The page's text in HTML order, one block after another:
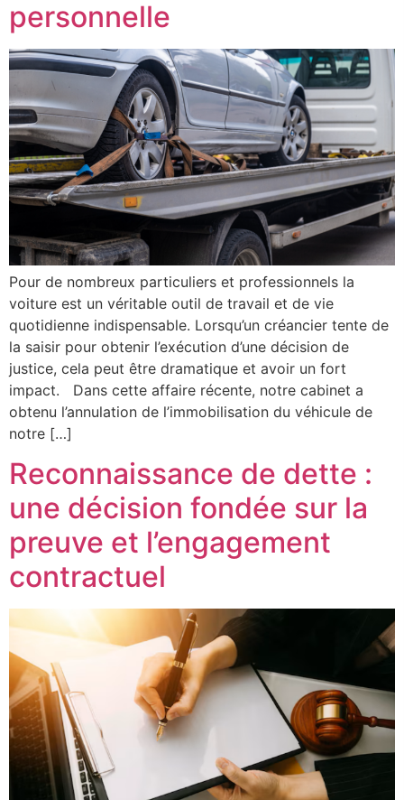
personnelle
Pour de nombreux particuliers et professionnels la
voiture est un véritable outil de travail et de vie
quotidienne indispensable. Lorsqu’un créancier tente de
la saisir pour obtenir l’exécution d’une décision de
justice, cela peut être dramatique et avoir un fort
impact. Dans cette affaire récente, notre cabinet a
obtenu l’annulation de l’immobilisation du véhicule de
notre […]
Reconnaissance de dette :
une décision fondée sur la
preuve et l’engagement
contractuel